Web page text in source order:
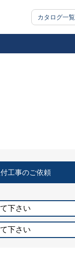
カタログ一覧
工事のご依頼
下さい
下さい